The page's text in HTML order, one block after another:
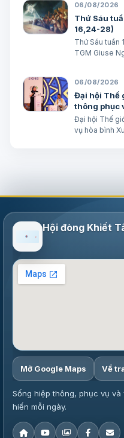
06/08/2026
Thứ Sáu
16,24-28)
Thứ Sáu tuần
TGM Giuse
6-7 “Khốn
06/08/2026
Đại hội Thế
thông phục
Đại hội Thế
vụ hòa bình
Hội đòng Khiết
Mở Google Maps Về
Sống hiệp thông, phục vụ
hiến mỗi ngày.